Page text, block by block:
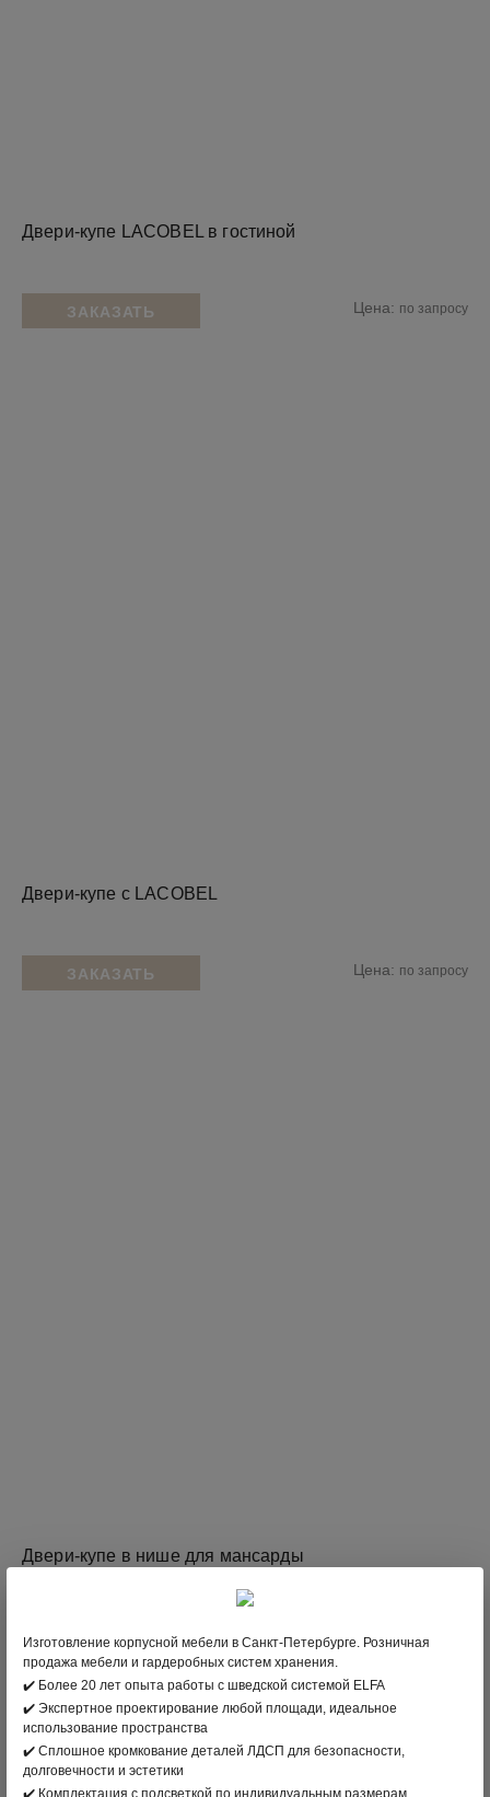
Двери-купе LACOBEL в гостиной
ЗАКАЗАТЬ Цена: по запросу
Двери-купе с LACOBEL
ЗАКАЗАТЬ Цена: по запросу
Двери-купе в нише для мансарды
ЗАКАЗАТЬ
Изготовление корпусной мебели в Санкт-Петербурге. Розничная
продажа мебели и гардеробных систем хранения.
✔️ Более 20 лет опыта работы с шведской системой ELFA
✔️ Экспертное проектирование любой площади, идеальное
использование пространства
✔️ Сплошное кромкование деталей ЛДСП для безопасности,
долговечности и эстетики
✔️ Комплектация с подсветкой по индивидуальным размерам